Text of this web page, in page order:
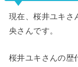
現在、桜井ユキさ
央さんです。
桜井ユキさんの歴